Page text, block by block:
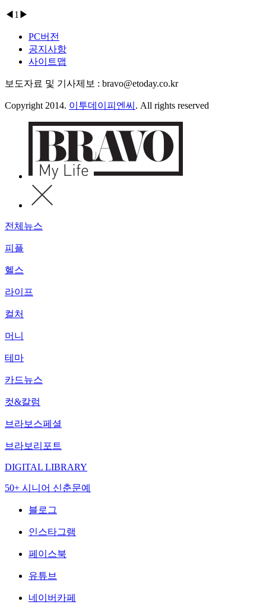
◀ 1 ▶
PC버전
공지사항
사이트맵
보도자료 및 기사제보 : bravo@etoday.co.kr
Copyright 2014. 이투데이피엔씨 . All rights reserved
전체뉴스
피플
헬스
라이프
컬처
머니
테마
카드뉴스
컷&칼럼
브라보스페셜
브라보리포트
DIGITAL LIBRARY
50+ 시니어 신춘문예
블로그
인스타그램
페이스북
유튜브
네이버카페